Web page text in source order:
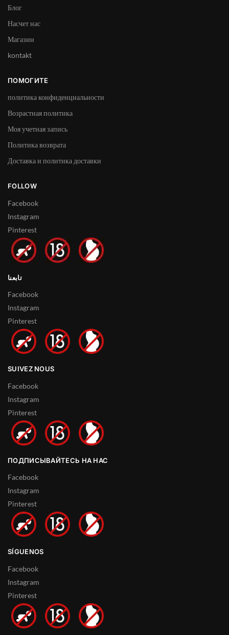
Блог
Насчет нас
Магазин
kontakt
ПОМОГИТЕ
политика конфиденциальности
Возрастная политика
Моя учетная запись
Политика возврата
Доставка и политика доставки
FOLLOW
Facebook
Instagram
Pinterest
تابعنا
Facebook
Instagram
Pinterest
SUIVEZ NOUS
Facebook
Instagram
Pinterest
ПОДПИСЫВАЙТЕСЬ НА НАС
Facebook
Instagram
Pinterest
SÍGUENOS
Facebook
Instagram
Pinterest